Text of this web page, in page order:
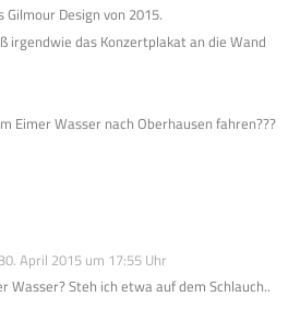
Gilmour Design von 2015.
irgendwie das Konzertplakat an die Wand
Eimer Wasser nach Oberhausen fahren???
30. April 2015 um 17:55 Uhr
Wasser? Steh ich etwa auf dem Schlauch..